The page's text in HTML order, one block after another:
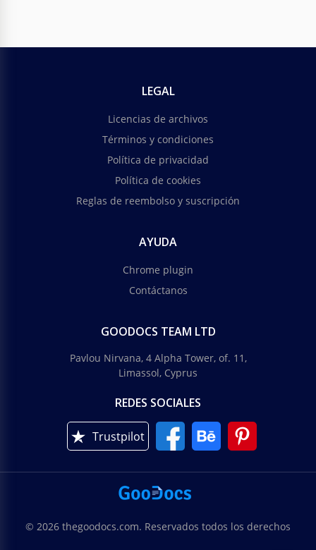
LEGAL
Licencias de archivos
Términos y condiciones
Política de privacidad
Política de cookies
Reglas de reembolso y suscripción
AYUDA
Chrome plugin
Contáctanos
GOODOCS TEAM LTD
Pavlou Nirvana, 4 Alpha Tower, of. 11,
Limassol, Cyprus
REDES SOCIALES
Trustpilot
© 2026 thegoodocs.com. Reservados todos los derechos